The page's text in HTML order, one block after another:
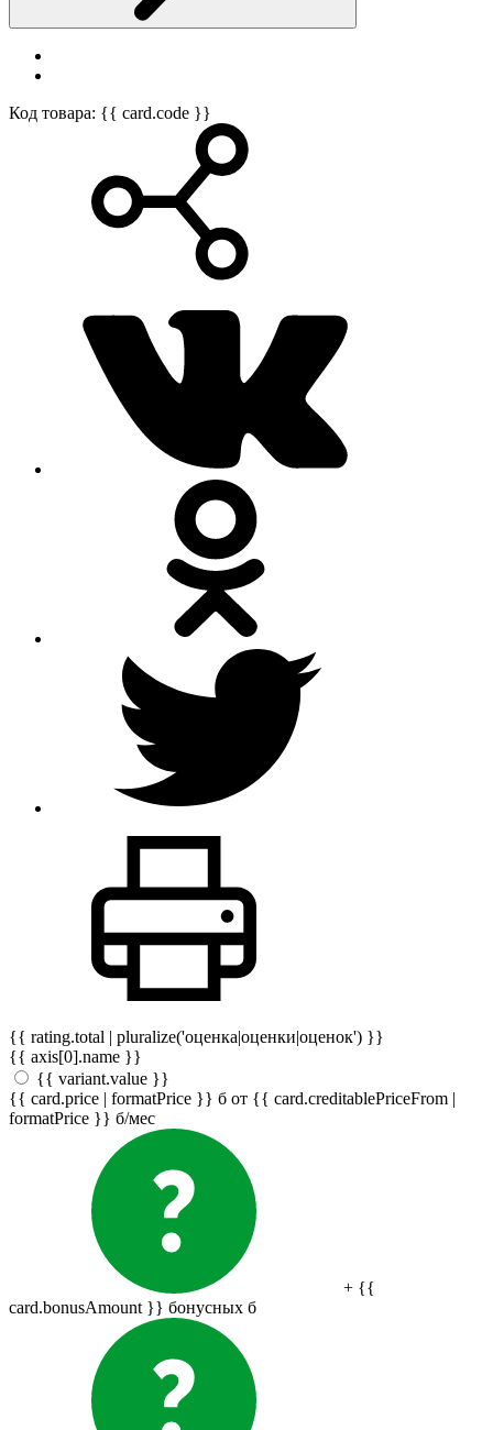
Код товара: {{ card.code }}
{{ rating.total | pluralize('оценка|оценки|оценок') }}
{{ axis[0].name }}
{{ variant.value }}
{{ card.price | formatPrice }} б от {{ card.creditablePriceFrom |
formatPrice }} б/мес
+ {{
card.bonusAmount }} бонусных б